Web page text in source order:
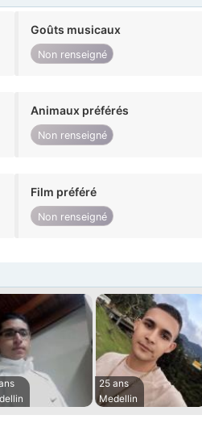
Goûts musicaux
Non renseigné
Animaux préférés
Non renseigné
Film préféré
Non renseigné
25 ans
Medellin